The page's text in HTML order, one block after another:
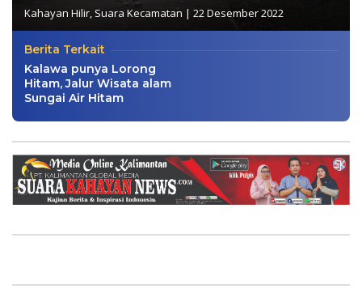
Kahayan Hilir, Suara Kecamatan | 22 Desember 2022
Berita Terkait
Kalawa punya Lorong
Hitam, Jalur Wisata alam
Sungai Air Hitam